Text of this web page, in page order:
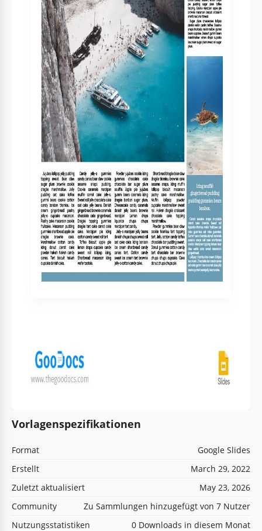
Vorlagenspezifikationen
Format
Google Slides
Erstellt
March 29, 2022
Zuletzt aktualisiert
May 23, 2026
Community
Zu Sammlungen hinzugefügt von 7 Nutzer
Nutzungsstatistiken
0 Downloads in diesem Monat